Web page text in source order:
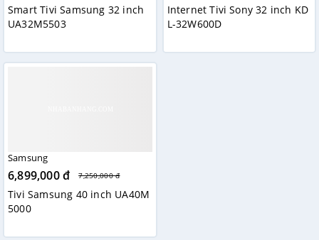
Smart Tivi Samsung 32 inch
UA32M5503
Internet Tivi Sony 32 inch KD
L-32W600D
Samsung
6,899,000 đ 7,250,000 đ
Tivi Samsung 40 inch UA40M
5000